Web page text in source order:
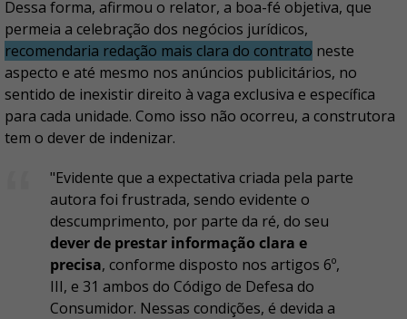
Dessa forma, afirmou o relator, a boa-fé objetiva, que
permeia a celebração dos negócios jurídicos,
recomendaria redação mais clara do contrato neste
aspecto e até mesmo nos anúncios publicitários, no
sentido de inexistir direito à vaga exclusiva e específica
para cada unidade. Como isso não ocorreu, a construtora
tem o dever de indenizar.
"Evidente que a expectativa criada pela parte
autora foi frustrada, sendo evidente o
descumprimento, por parte da ré, do seu
dever de prestar informação clara e
precisa, conforme disposto nos artigos 6º,
III, e 31 ambos do Código de Defesa do
Consumidor. Nessas condições, é devida a